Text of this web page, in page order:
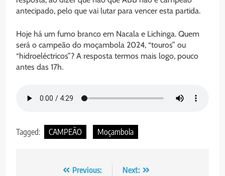
antecipado, pelo que vai lutar para vencer esta partida.
Hoje há um fumo branco em Nacala e Lichinga. Quem
será o campeão do moçambola 2024, “touros” ou
“hidroeléctricos”? A resposta termos mais logo, pouco
antes das 17h.
Tagged: CAMPEÃO Moçambola
Previous:
Next: